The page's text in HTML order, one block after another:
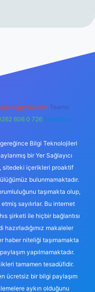
Teams:
606 0 726 Telegram:
Bilgi Teknolojileri
bir Yer Sağlayıcı
sitedeki içerikleri proaktif
bulunmamaktadır.
taşımakta olup,
sayılırlar. Bu internet
şirketi ile hiçbir bağlantısı
makaleler
haber niteliği taşımamakta
yapılmamaktadır.
tamamen tesadüfidir.
ücretsiz bir bilgi paylaşım
aykırı olduğunu